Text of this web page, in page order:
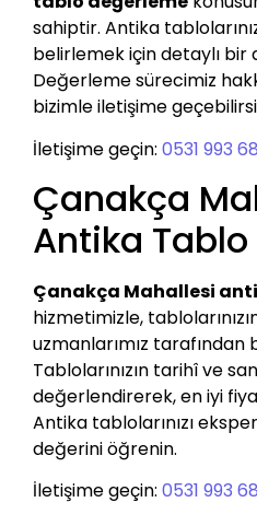
sahiptir. Antika
belirlemek için detaylı bir
Değerleme sürecimiz
bizimle iletişime
İletişime geçin: 0531 993
Çanakça
Antika Tablo
Çanakça Mahallesi
hizmetimizle,
uzmanlarımız tarafından
Tablolarınızın tarihî ve
değerlendirerek, en iyi
Antika tablolarınızı
değerini öğrenin.
İletişime geçin: 0531 993